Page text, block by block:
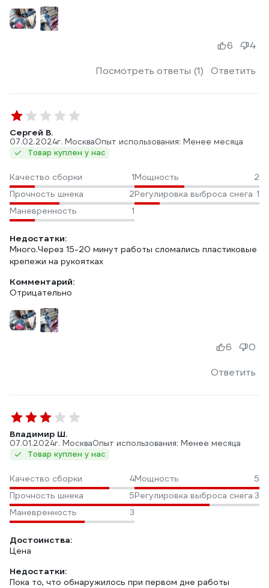
Посмотреть ответы (1) Ответить
6 4
Сергей В.
07.02.2024г. МоскваОпыт использования: Менее месяца
Товар куплен у нас
Качество сборки 1Мощность
2
Прочность шнека
2Регулировка выброса снега 1
Маневренность
1
Недостатки:
Много.Через 15-20 минут работы сломались пластиковые
крепежи на рукоятках
Комментарий:
Отрицательно
Ответить
6 0
Владимир Ш.
07.01.2024г. МоскваОпыт использования: Менее месяца
Товар куплен у нас
Качество сборки 4Мощность
5
Прочность шнека
5Регулировка выброса снега 3
Маневренность
3
Достоинства:
Цена
Недостатки:
Пока то, что обнаружилось при первом дне работы